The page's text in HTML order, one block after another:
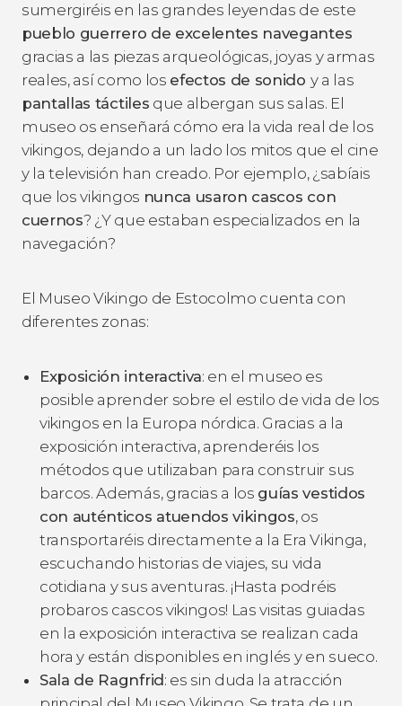
sumergiréis en las grandes leyendas de este
pueblo guerrero de excelentes navegantes
gracias a las piezas arqueológicas, joyas y armas
reales, así como los efectos de sonido y a las
pantallas táctiles que albergan sus salas. El
museo os enseñará cómo era la vida real de los
vikingos, dejando a un lado los mitos que el cine
y la televisión han creado. Por ejemplo, ¿sabíais
que los vikingos nunca usaron cascos con
cuernos? ¿Y que estaban especializados en la
navegación?
El Museo Vikingo de Estocolmo cuenta con
diferentes zonas:
Exposición interactiva: en el museo es
posible aprender sobre el estilo de vida de los
vikingos en la Europa nórdica. Gracias a la
exposición interactiva, aprenderéis los
métodos que utilizaban para construir sus
barcos. Además, gracias a los guías vestidos
con auténticos atuendos vikingos, os
transportaréis directamente a la Era Vikinga,
escuchando historias de viajes, su vida
cotidiana y sus aventuras. ¡Hasta podréis
probaros cascos vikingos! Las visitas guiadas
en la exposición interactiva se realizan cada
hora y están disponibles en inglés y en sueco.
Sala de Ragnfrid : es sin duda la atracción